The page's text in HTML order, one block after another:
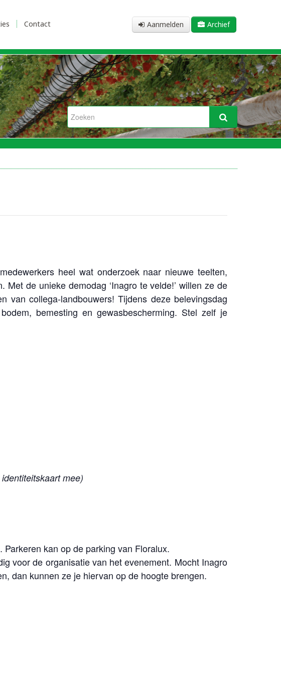
Aanmelden Archief
Contact
heel wat onderzoek naar nieuwe teelten,
de unieke demodag ‘Inagro te velde!’ willen ze de
van collega-landbouwers! Tijdens deze belevingsdag
bemesting en gewasbescherming. Stel zelf je
mee)
kan op de parking van Floralux.
voor de organisatie van het evenement. Mocht Inagro
dan kunnen ze je hiervan op de hoogte brengen.